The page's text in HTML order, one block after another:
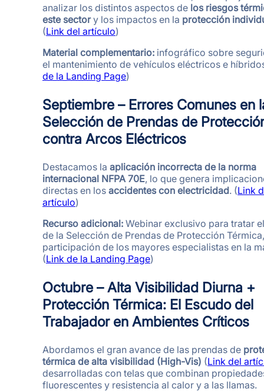
analizar los distintos aspectos de los riesgos
este sectory los impactos en la protección
(Link del artículo)
Material complementario: infográfico sobre
el mantenimiento de vehículos eléctricos e
de la Landing Page)
Septiembre – Errores Comunes en
Selección de Prendas de
contra Arcos Eléctricos
Destacamos la aplicación incorrecta de la norma
internacional NFPA 70E, lo que genera
directas en los accidentes con electricidad. (Link
artículo)
Recurso adicional: Webinar exclusivo para tratar
de la Selección de Prendas de Protección
participación de los mayores especialistas en la
(Link de la Landing Page)
Octubre – Alta Visibilidad Diurna +
Protección Térmica: El Escudo del
Trabajador en Ambientes Críticos
Abordamos el gran avance de las prendas de
térmica de alta visibilidad (High-Vis) (Link del
desarrolladas con telas que combinan
fluorescentes y resistencia al calor y a las llamas.